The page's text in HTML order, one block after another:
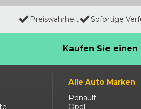
Preiswahrheit Sofortige
Kaufen Sie
Alle Auto Marken
Renault
Opel